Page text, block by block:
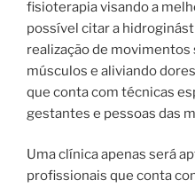
fisioterapia visando a
possível citar a
realização de
músculos e aliviando
que conta com técnicas
gestantes e pessoas das
Uma clínica apenas será
profissionais que conta